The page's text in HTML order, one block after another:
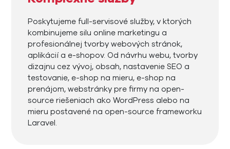
Poskytujeme full-servisové služby, v ktorých
kombinujeme silu online marketingu a
profesionálnej tvorby webových stránok,
aplikácií a e-shopov. Od návrhu webu, tvorby
dizajnu cez vývoj, obsah, nastavenie SEO a
testovanie, e-shop na mieru, e-shop na
prenájom, webstránky pre firmy na open-
source riešeniach ako WordPress alebo na
mieru postavené na open-source frameworku
Laravel.